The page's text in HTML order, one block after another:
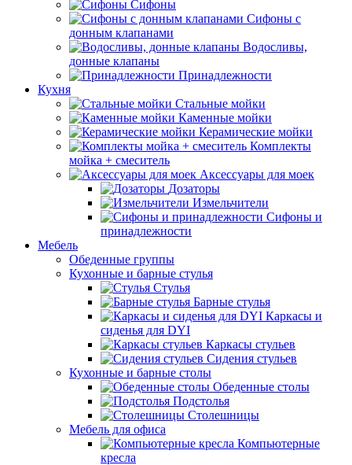
Сифоны
Сифоны с
донным клапанами
Водосливы,
донные клапаны
Принадлежности
Кухня
Стальные мойки
Каменные мойки
Керамические мойки
Комплекты
мойка + смеситель
Аксессуары для моек
Дозаторы
Измельчители
Сифоны и
принадлежности
Мебель
Обеденные группы
Кухонные и барные стулья
Стулья
Барные стулья
Каркасы и
сиденья для DYI
Каркасы стульев
Сидения стульев
Кухонные и барные столы
Обеденные столы
Подстолья
Столешницы
Мебель для офиса
Компьютерные
кресла